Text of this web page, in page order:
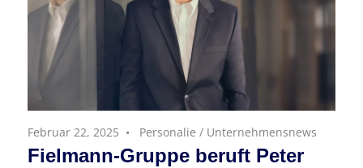
Februar 22, 2025 Personalie / Unternehmensnews
Fielmann-Gruppe beruft Peter